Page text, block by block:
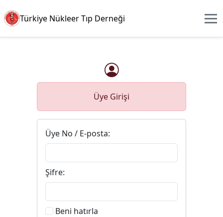
Türkiye Nükleer Tıp Derneği
Üye Girişi
Üye No / E-posta:
Şifre:
Beni hatırla